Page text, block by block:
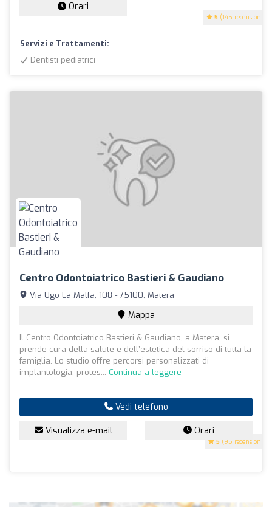
5 (145 recensioni)
Orari
Servizi e Trattamenti:
Dentisti pediatrici
Centro Odontoiatrico Bastieri & Gaudiano
5 (95 recensioni)
Via Ugo La Malfa, 108 - 75100, Matera
Mappa
Il Centro Odontoiatrico Bastieri & Gaudiano, a Matera, si
prende cura della salute e dell’estetica del sorriso di tutta la
famiglia. Lo studio offre percorsi personalizzati di
implantologia, protes... Continua a leggere
Vedi telefono
Visualizza e-mail Orari